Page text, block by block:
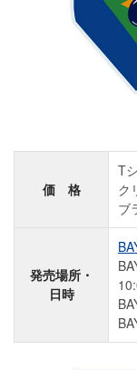
価 格
T
ク
ブ
発売場所・
日時